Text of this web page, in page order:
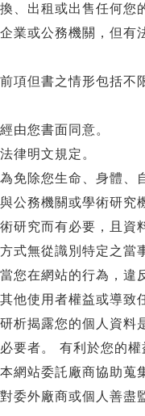
換、出租或出售任何您
企業或公務機關，但有
前項但書之情形包括不
經由您書面同意。
法律明文規定。
為免除您生命、身體、
與公務機關或學術研究
術研究而有必要，且資
方式無從識別特定之當
當您在網站的行為，違
其他使用者權益或導致
研析揭露您的個人資料
必要者。 有利於您的權
本網站委託廠商協助蒐
對委外廠商或個人善盡